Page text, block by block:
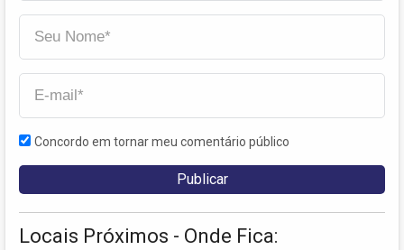
Concordo em tornar meu comentário público
Locais Próximos - Onde Fica: